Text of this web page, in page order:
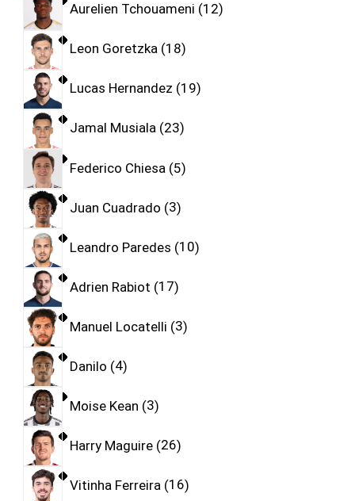
Aurelien Tchouameni 12
Leon Goretzka 18
Lucas Hernandez 19
Jamal Musiala 23
Federico Chiesa 5
Juan Cuadrado 3
Leandro Paredes 10
Adrien Rabiot 17
Manuel Locatelli 3
Danilo 4
Moise Kean 3
Harry Maguire 26
Vitinha Ferreira 16